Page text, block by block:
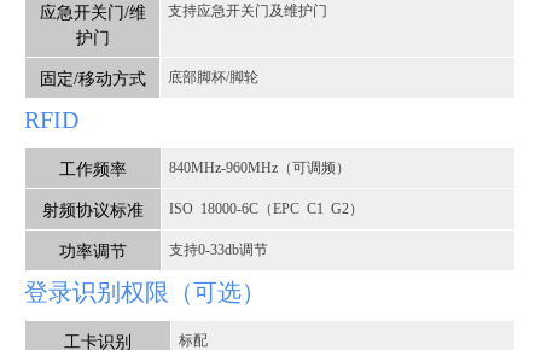
应急开关门/维
护门
支持应急开关门及维护门
固定/移动方式 底部脚杯/脚轮
RFID
工作频率 840MHz-960MHz（可调频）
射频协议标准 ISO 18000-6C（EPC C1 G2）
功率调节 支持0-33db调节
登录识别权限（可选）
工卡识别 标配